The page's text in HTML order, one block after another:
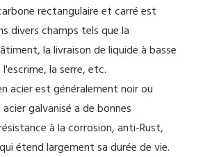
rectangulaire et carré est
divers champs tels que la
la livraison de liquide à basse
la serre, etc.
acier est généralement noir ou
galvanisé a de bonnes
à la corrosion, anti-Rust,
étend largement sa durée de vie.